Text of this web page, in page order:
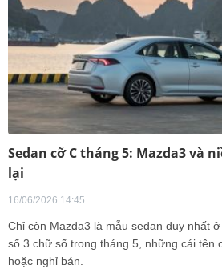
Sedan cỡ C tháng 5: Mazda3 và
lại
16/06/2026 14:45
Chỉ còn Mazda3 là mẫu sedan duy nhất
số 3 chữ số trong tháng 5, những cái tên
hoặc nghỉ bán.